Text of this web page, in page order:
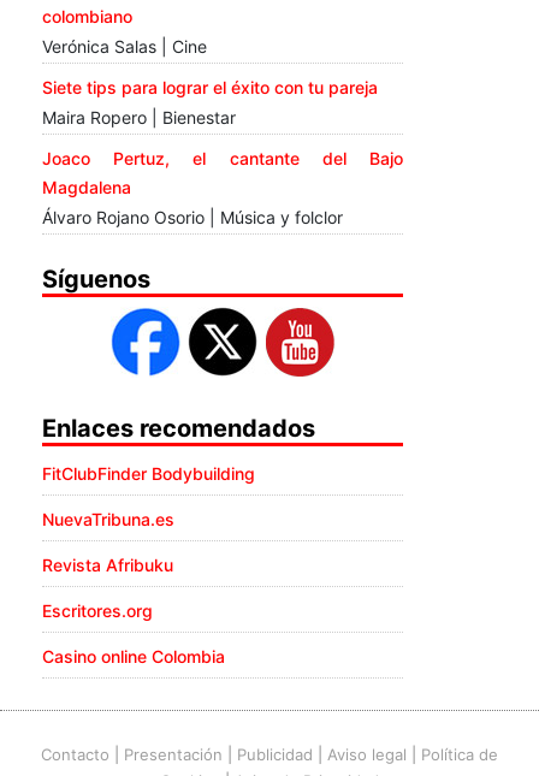
colombiano
Verónica Salas | Cine
Siete tips para lograr el éxito con tu pareja
Maira Ropero | Bienestar
Joaco Pertuz, el cantante del Bajo
Magdalena
Álvaro Rojano Osorio | Música y folclor
Síguenos
Enlaces recomendados
FitClubFinder Bodybuilding
NuevaTribuna.es
Revista Afribuku
Escritores.org
Casino online Colombia
Contacto Presentación Publicidad Aviso legal
Política de